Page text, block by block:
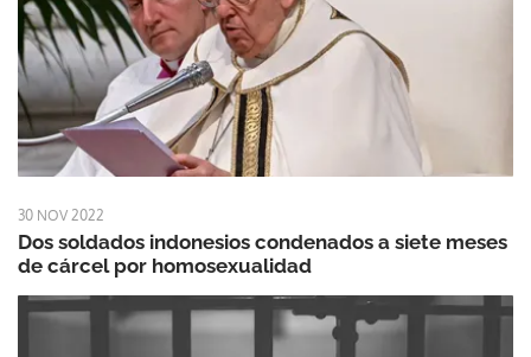
30 NOV 2022
Dos soldados indonesios condenados a siete meses
de cárcel por homosexualidad